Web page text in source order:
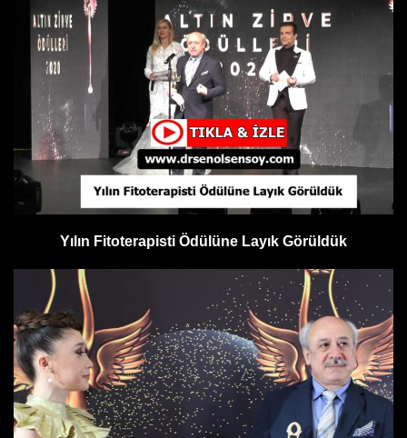
Yılın Fitoterapisti Ödülüne Layık Görüldük